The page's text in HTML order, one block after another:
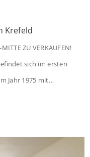
Krefeld
ZU VERKAUFEN!
sich im ersten
Jahr 1975 mit
für eine […]